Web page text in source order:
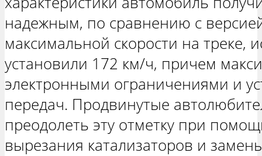
надежным, по сравнению с
максимальной скорости на треке,
установили 172 км/ч, причем
электронными ограничениями и
передач. Продвинутые
преодолеть эту отметку при
вырезания катализаторов и